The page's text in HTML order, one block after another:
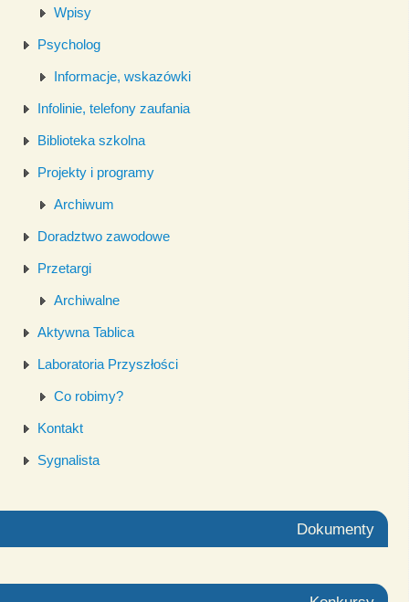
Wpisy
Psycholog
Informacje, wskazówki
Infolinie, telefony zaufania
Biblioteka szkolna
Projekty i programy
Archiwum
Doradztwo zawodowe
Przetargi
Archiwalne
Aktywna Tablica
Laboratoria Przyszłości
Co robimy?
Kontakt
Sygnalista
Dokumenty